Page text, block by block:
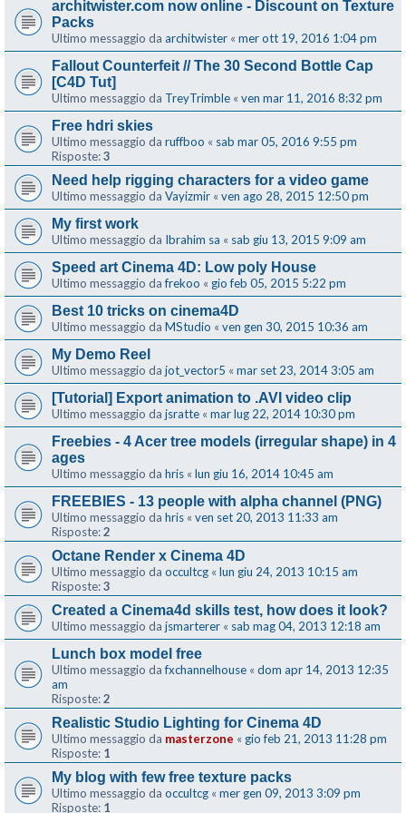
architwister.com now online - Discount on Texture
Packs
Ultimo messaggio da architwister « mer ott 19, 2016 1:04 pm
Fallout Counterfeit // The 30 Second Bottle Cap
[C4D Tut]
Ultimo messaggio da TreyTrimble « ven mar 11, 2016 8:32 pm
Free hdri skies
Ultimo messaggio da ruffboo « sab mar 05, 2016 9:55 pm
Risposte:3
Need help rigging characters for a video game
Ultimo messaggio da Vayizmir « ven ago 28, 2015 12:50 pm
My first work
Ultimo messaggio da Ibrahim sa « sab giu 13, 2015 9:09 am
Speed art Cinema 4D: Low poly House
Ultimo messaggio dafrekoo « gio feb 05, 2015 5:22 pm
Best 10 tricks on cinema4D
Ultimo messaggio da MStudio « ven gen 30, 2015 10:36 am
My Demo Reel
Ultimo messaggio da jot_vector5 « mar set 23, 2014 3:05 am
[Tutorial] Export animation to .AVI video clip
Ultimo messaggio da jsratte « mar lug 22, 2014 10:30 pm
Freebies - 4 Acer tree models (irregular shape) in 4
ages
Ultimo messaggio da hris « lun giu 16, 2014 10:45 am
FREEBIES - 13 people with alpha channel (PNG)
Ultimo messaggio da hris « ven set 20, 2013 11:33 am
Risposte:2
Octane Render x Cinema 4D
Ultimo messaggio da occultcg « lun giu 24, 2013 10:15 am
Risposte:3
Created a Cinema4d skills test, how does it look?
Ultimo messaggio da jsmarterer « sab mag 04, 2013 12:18 am
Lunch box model free
Ultimo messaggio dafxchannelhouse « dom apr 14, 2013 12:35
am
Risposte:2
Realistic Studio Lighting for Cinema 4D
Ultimo messaggio da masterzone « gio feb 21, 2013 11:28 pm
Risposte: 1
My blog with few free texture packs
Ultimo messaggio da occultcg « mer gen 09, 2013 3:09 pm
Risposte: 1